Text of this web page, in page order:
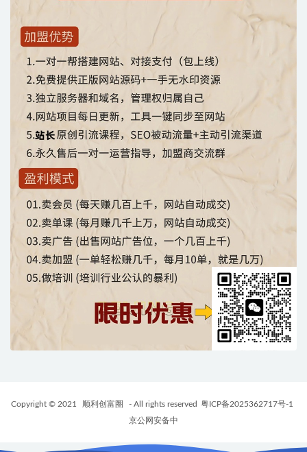
Copyright © 2021 顺利创富圈 - All rights reserved 粤ICP备2025362717号-1
京公网安备中